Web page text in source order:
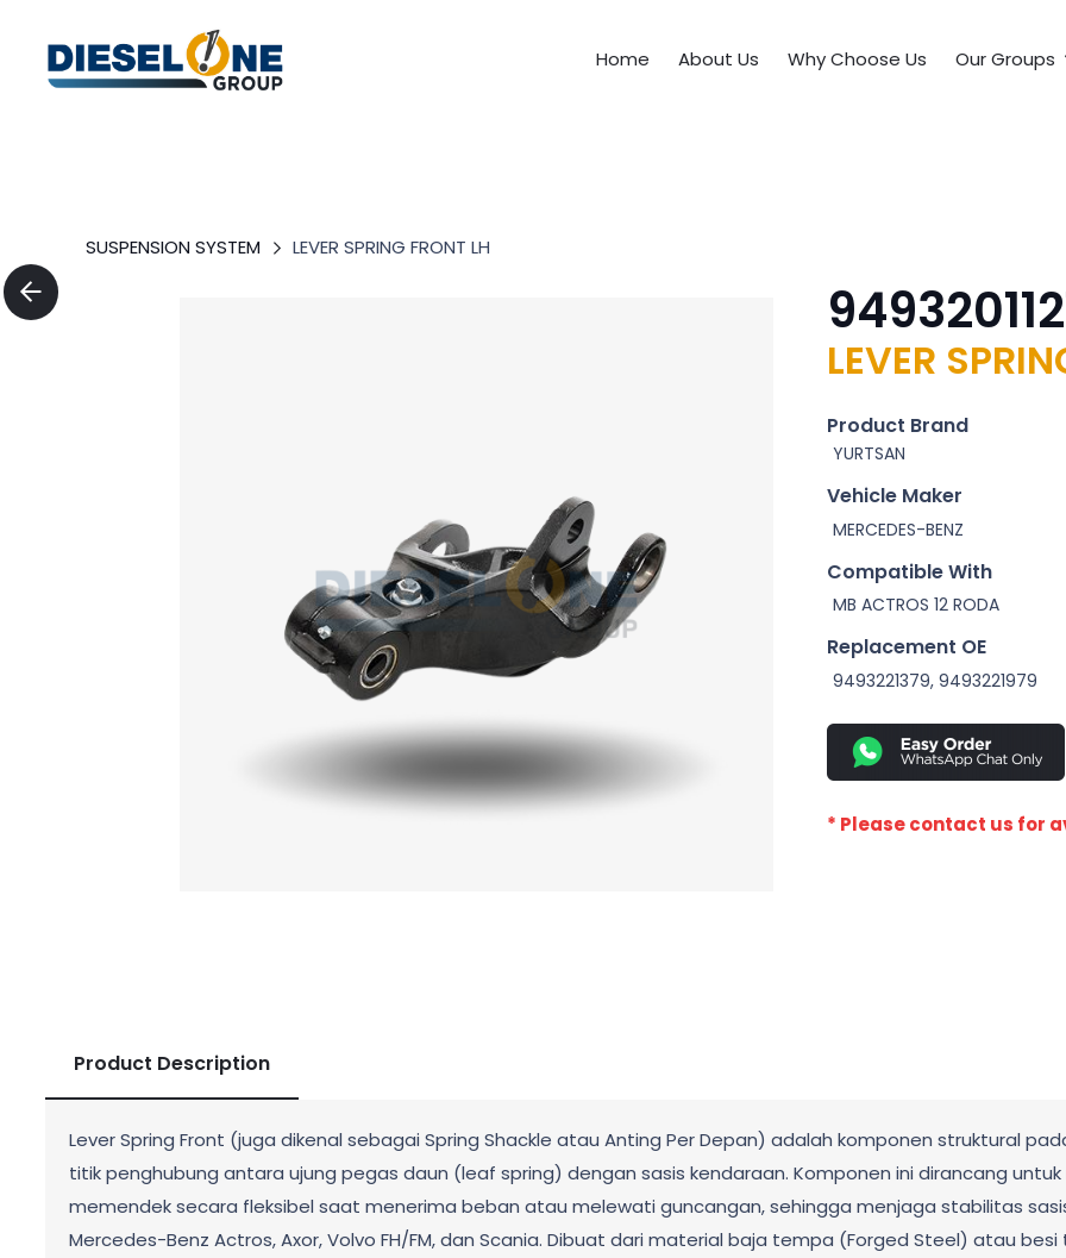
Home About Us Why Choose Us Our Groups
SUSPENSION SYSTEM LEVER SPRING FRONT LH
LEVER
Product Brand
YURTSAN
Vehicle Maker
MERCEDES-BENZ
Compatible With
MB ACTROS 12 RODA
Replacement OE
9493221379, 9493221979
* Please contact us for
Product Description
Lever Spring Front (juga dikenal sebagai Spring Shackle atau Anting Per Depan) adalah komponen struktural
titik penghubung antara ujung pegas daun (leaf spring) dengan sasis kendaraan. Komponen ini dirancang
memendek secara fleksibel saat menerima beban atau melewati guncangan, sehingga menjaga stabilitas
Mercedes-Benz Actros, Axor, Volvo FH/FM, dan Scania. Dibuat dari material baja tempa (Forged Steel) atau